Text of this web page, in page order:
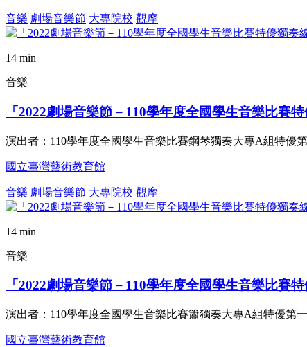
音樂 劇場音樂節 大專院校 觀摩
14 min
音樂
「2022劇場音樂節－110學年度全國學生音樂比賽
演出者：110學年度全國學生音樂比賽鋼琴獨奏大專A組特
國立臺灣藝術教育館
音樂 劇場音樂節 大專院校 觀摩
14 min
音樂
「2022劇場音樂節－110學年度全國學生音樂比賽
演出者：110學年度全國學生音樂比賽簫獨奏大專A組特優
國立臺灣藝術教育館